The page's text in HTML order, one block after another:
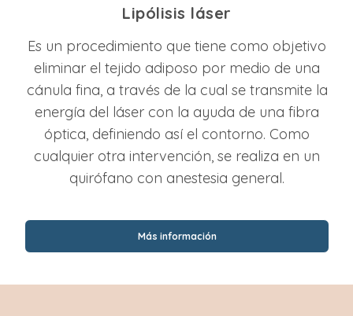
Lipólisis láser
Es un procedimiento que tiene como objetivo
eliminar el tejido adiposo por medio de una
cánula fina, a través de la cual se transmite la
energía del láser con la ayuda de una fibra
óptica, definiendo así el contorno. Como
cualquier otra intervención, se realiza en un
quirófano con anestesia general.
Más información